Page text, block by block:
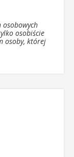
osobowych
osobiście
osoby, której